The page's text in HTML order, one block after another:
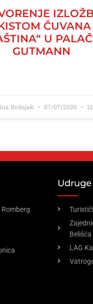
ČUVANA
U
GUTMANN
Bošnjak 07/07/2026
Udruge
Belišća
LAG